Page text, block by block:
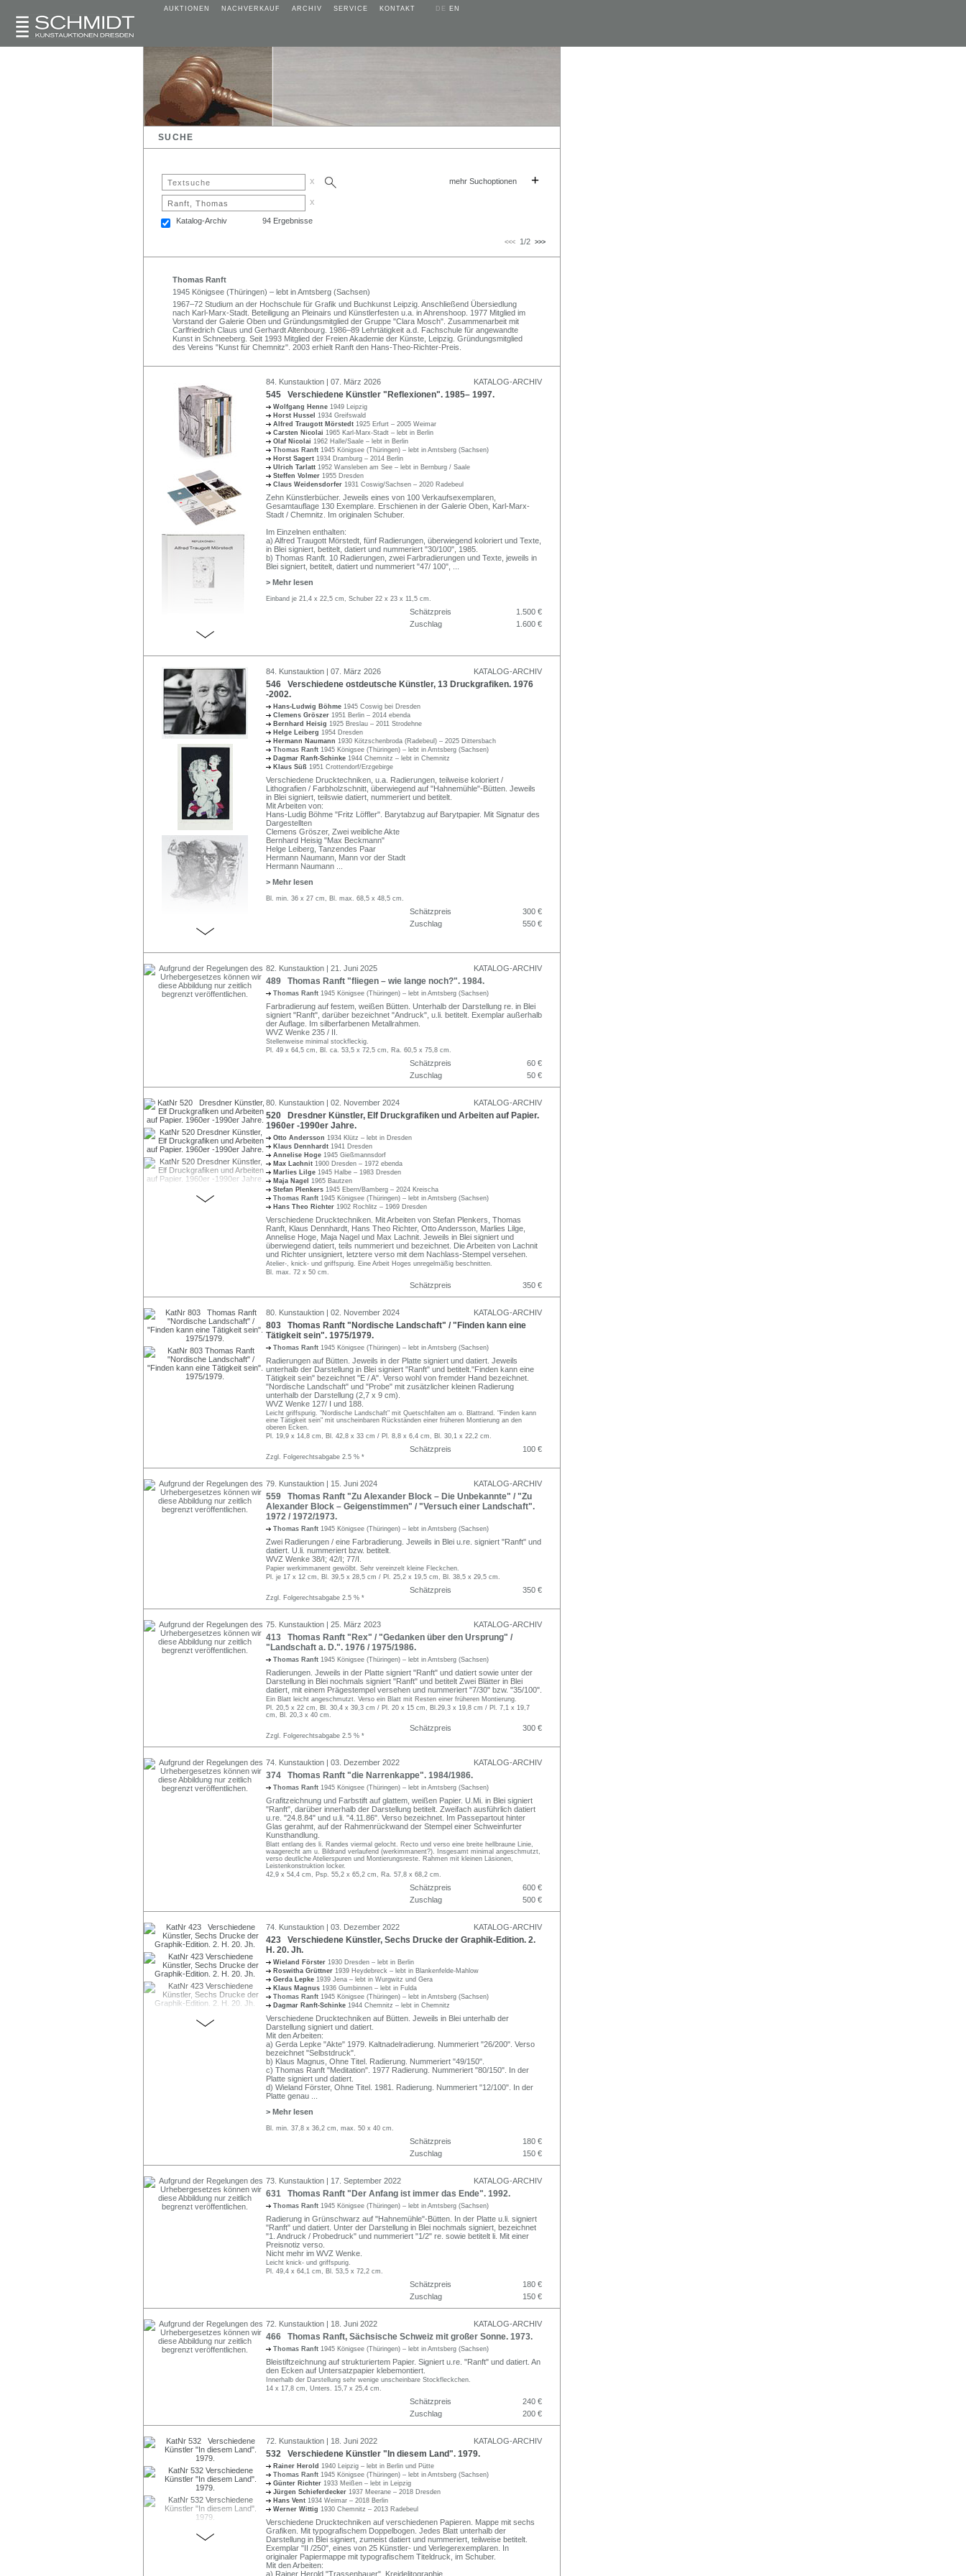
AUKTIONEN NACHVERKAUF ARCHIV SERVICE KONTAKT DE EN
SUCHE
x mehr Suchoptionen +
x
Katalog-Archiv 94 Ergebnisse
<<< 1/2 >>>
Thomas Ranft
1945 Königsee (Thüringen) – lebt in Amtsberg (Sachsen)
1967–72 Studium an der Hochschule für Grafik und Buchkunst Leipzig. Anschließend Übersiedlung
nach Karl-Marx-Stadt. Beteiligung an Pleinairs und Künstlerfesten u.a. in Ahrenshoop. 1977 Mitglied im
Vorstand der Galerie Oben und Gründungsmitglied der Gruppe "Clara Mosch". Zusammenarbeit mit
Carlfriedrich Claus und Gerhardt Altenbourg. 1986–89 Lehrtätigkeit a.d. Fachschule für angewandte
Kunst in Schneeberg. Seit 1993 Mitglied der Freien Akademie der Künste, Leipzig. Gründungsmitglied
des Vereins "Kunst für Chemnitz". 2003 erhielt Ranft den Hans-Theo-Richter-Preis.
84. Kunstauktion | 07. März 2026 KATALOG-ARCHIV
545 Verschiedene Künstler "Reflexionen". 1985– 1997.
Wolfgang Henne 1949 Leipzig
Horst Hussel 1934 Greifswald
Alfred Traugott Mörstedt 1925 Erfurt – 2005 Weimar
Carsten Nicolai 1965 Karl-Marx-Stadt – lebt in Berlin
Olaf Nicolai 1962 Halle/Saale – lebt in Berlin
Thomas Ranft 1945 Königsee (Thüringen) – lebt in Amtsberg (Sachsen)
Horst Sagert 1934 Dramburg – 2014 Berlin
Ulrich Tarlatt 1952 Wansleben am See – lebt in Bernburg / Saale
Steffen Volmer 1955 Dresden
Claus Weidensdorfer 1931 Coswig/Sachsen – 2020 Radebeul
Zehn Künstlerbücher. Jeweils eines von 100 Verkaufsexemplaren,
Gesamtauflage 130 Exemplare. Erschienen in der Galerie Oben, Karl-Marx-
Stadt / Chemnitz. Im originalen Schuber.
Im Einzelnen enthalten:
a) Alfred Traugott Mörstedt, fünf Radierungen, überwiegend koloriert und Texte,
in Blei signiert, betitelt, datiert und nummeriert "30/100", 1985.
b) Thomas Ranft. 10 Radierungen, zwei Farbradierungen und Texte, jeweils in
Blei signiert, betitelt, datiert und nummeriert "47/ 100",
> Mehr lesen
Einband je 21,4 x 22,5 cm, Schuber 22 x 23 x 11,5 cm.
Schätzpreis
1.500 €
Zuschlag
1.600 €
84. Kunstauktion | 07. März 2026 KATALOG-ARCHIV
546 Verschiedene ostdeutsche Künstler, 13 Druckgrafiken. 1976
-2002.
Hans-Ludwig Böhme 1945 Coswig bei Dresden
Clemens Gröszer 1951 Berlin – 2014 ebenda
Bernhard Heisig 1925 Breslau – 2011 Strodehne
Helge Leiberg 1954 Dresden
Hermann Naumann 1930 Kötzschenbroda (Radebeul) – 2025 Dittersbach
Thomas Ranft 1945 Königsee (Thüringen) – lebt in Amtsberg (Sachsen)
Dagmar Ranft-Schinke 1944 Chemnitz – lebt in Chemnitz
Klaus Süß 1951 Crottendorf/Erzgebirge
Verschiedene Drucktechniken, u.a. Radierungen, teilweise koloriert /
Lithografien / Farbholzschnitt, überwiegend auf "Hahnemühle"-Bütten. Jeweils
in Blei signiert, teilswie datiert, nummeriert und betitelt.
Mit Arbeiten von:
Hans-Ludig Böhme "Fritz Löffler". Barytabzug auf Barytpapier. Mit Signatur des
Dargestellten
Clemens Gröszer, Zwei weibliche Akte
Bernhard Heisig "Max Beckmann"
Helge Leiberg, Tanzendes Paar
Hermann Naumann, Mann vor der Stadt
Hermann Naumann
> Mehr lesen
Bl. min. 36 x 27 cm, Bl. max. 68,5 x 48,5 cm.
Schätzpreis
300 €
Zuschlag
550 €
82. Kunstauktion | 21. Juni 2025 KATALOG-ARCHIV
489 Thomas Ranft "fliegen – wie lange noch?". 1984.
Thomas Ranft 1945 Königsee (Thüringen) – lebt in Amtsberg (Sachsen)
Farbradierung auf festem, weißen Bütten. Unterhalb der Darstellung re. in Blei
signiert "Ranft", darüber bezeichnet "Andruck", u.li. betitelt. Exemplar außerhalb
der Auflage. Im silberfarbenen Metallrahmen.
WVZ Wenke 235 / II.
Stellenweise minimal stockfleckig.
Pl. 49 x 64,5 cm, Bl. ca. 53,5 x 72,5 cm, Ra. 60,5 x 75,8 cm.
Schätzpreis
60 €
Zuschlag
50 €
80. Kunstauktion | 02. November 2024 KATALOG-ARCHIV
520 Dresdner Künstler, Elf Druckgrafiken und Arbeiten auf Papier.
1960er -1990er Jahre.
Otto Andersson 1934 Klütz – lebt in Dresden
Klaus Dennhardt 1941 Dresden
Annelise Hoge 1945 Gießmannsdorf
Max Lachnit 1900 Dresden – 1972 ebenda
Marlies Lilge 1945 Halbe – 1983 Dresden
Maja Nagel 1965 Bautzen
Stefan Plenkers 1945 Ebern/Bamberg – 2024 Kreischa
Thomas Ranft 1945 Königsee (Thüringen) – lebt in Amtsberg (Sachsen)
Hans Theo Richter 1902 Rochlitz – 1969 Dresden
Verschiedene Drucktechniken. Mit Arbeiten von Stefan Plenkers, Thomas
Ranft, Klaus Dennhardt, Hans Theo Richter, Otto Andersson, Marlies Lilge,
Annelise Hoge, Maja Nagel und Max Lachnit. Jeweils in Blei signiert und
überwiegend datiert, teils nummeriert und bezeichnet. Die Arbeiten von Lachnit
und Richter unsigniert, letztere verso mit dem Nachlass-Stempel versehen.
Atelier-, knick- und griffspurig. Eine Arbeit Hoges unregelmäßig beschnitten.
Bl. max. 72 x 50 cm.
Schätzpreis 350 €
80. Kunstauktion | 02. November 2024 KATALOG-ARCHIV
803 Thomas Ranft "Nordische Landschaft" / "Finden kann eine
Tätigkeit sein". 1975/1979.
Thomas Ranft 1945 Königsee (Thüringen) – lebt in Amtsberg (Sachsen)
Radierungen auf Bütten. Jeweils in der Platte signiert und datiert. Jeweils
unterhalb der Darstellung in Blei signiert "Ranft" und betitelt."Finden kann eine
Tätigkeit sein" bezeichnet "E / A". Verso wohl von fremder Hand bezeichnet.
"Nordische Landschaft" und "Probe" mit zusätzlicher kleinen Radierung
unterhalb der Darstellung (2,7 x 9 cm).
WVZ Wenke 127/ I und 188.
Leicht griffspurig. "Nordische Landschaft" mit Quetschfalten am o. Blattrand. "Finden kann
eine Tätigkeit sein" mit unscheinbaren Rückständen einer früheren Montierung an den
oberen Ecken.
Pl. 19,9 x 14,8 cm, Bl. 42,8 x 33 cm / Pl. 8,8 x 6,4 cm, Bl. 30,1 x 22,2 cm.
Schätzpreis 100 €
Zzgl. Folgerechtsabgabe 2.5 % *
79. Kunstauktion | 15. Juni 2024 KATALOG-ARCHIV
559 Thomas Ranft "Zu Alexander Block – Die Unbekannte" / "Zu
Alexander Block – Geigenstimmen" / "Versuch einer Landschaft".
1972 / 1972/1973.
Thomas Ranft 1945 Königsee (Thüringen) – lebt in Amtsberg (Sachsen)
Zwei Radierungen / eine Farbradierung. Jeweils in Blei u.re. signiert "Ranft" und
datiert. U.li. nummeriert bzw. betitelt.
WVZ Wenke 38/I; 42/I; 77/I.
Papier werkimmanent gewölbt. Sehr vereinzelt kleine Fleckchen.
Pl. je 17 x 12 cm, Bl. 39,5 x 28,5 cm / Pl. 25,2 x 19,5 cm, Bl. 38,5 x 29,5 cm.
Schätzpreis 350 €
Zzgl. Folgerechtsabgabe 2.5 % *
75. Kunstauktion | 25. März 2023 KATALOG-ARCHIV
413 Thomas Ranft "Rex" / "Gedanken über den Ursprung" /
"Landschaft a. D.". 1976 / 1975/1986.
Thomas Ranft 1945 Königsee (Thüringen) – lebt in Amtsberg (Sachsen)
Radierungen. Jeweils in der Platte signiert "Ranft" und datiert sowie unter der
Darstellung in Blei nochmals signiert "Ranft" und betitelt Zwei Blätter in Blei
datiert, mit einem Prägestempel versehen und nummeriert "7/30" bzw. "35/100".
Ein Blatt leicht angeschmutzt. Verso ein Blatt mit Resten einer früheren Montierung.
Pl. 20,5 x 22 cm, Bl. 30,4 x 39,3 cm / Pl. 20 x 15 cm, Bl.29,3 x 19,8 cm / Pl. 7,1 x 19,7
cm, Bl. 20,3 x 40 cm.
Schätzpreis 300 €
Zzgl. Folgerechtsabgabe 2.5 % *
74. Kunstauktion | 03. Dezember 2022 KATALOG-ARCHIV
374 Thomas Ranft "die Narrenkappe". 1984/1986.
Thomas Ranft 1945 Königsee (Thüringen) – lebt in Amtsberg (Sachsen)
Grafitzeichnung und Farbstift auf glattem, weißen Papier. U.Mi. in Blei signiert
"Ranft", darüber innerhalb der Darstellung betitelt. Zweifach ausführlich datiert
u.re. "24.8.84" und u.li. "4.11.86". Verso bezeichnet. Im Passepartout hinter
Glas gerahmt, auf der Rahmenrückwand der Stempel einer Schweinfurter
Kunsthandlung.
Blatt entlang des li. Randes viermal gelocht. Recto und verso eine breite hellbraune Linie,
waagerecht am u. Bildrand verlaufend (werkimmanent?). Insgesamt minimal angeschmutzt,
verso deutliche Atelierspuren und Montierungsreste. Rahmen mit kleinen Läsionen,
Leistenkonstruktion locker.
42,9 x 54,4 cm, Psp. 55,2 x 65,2 cm, Ra. 57,8 x 68,2 cm.
Schätzpreis
600 €
Zuschlag
500 €
74. Kunstauktion | 03. Dezember 2022 KATALOG-ARCHIV
423 Verschiedene Künstler, Sechs Drucke der Graphik-Edition. 2.
H. 20. Jh.
Wieland Förster 1930 Dresden – lebt in Berlin
Roswitha Grüttner 1939 Heydebreck – lebt in Blankenfelde-Mahlow
Gerda Lepke 1939 Jena – lebt in Wurgwitz und Gera
Klaus Magnus 1936 Gumbinnen – lebt in Fulda
Thomas Ranft 1945 Königsee (Thüringen) – lebt in Amtsberg (Sachsen)
Dagmar Ranft-Schinke 1944 Chemnitz – lebt in Chemnitz
Verschiedene Drucktechniken auf Bütten. Jeweils in Blei unterhalb der
Darstellung signiert und datiert.
Mit den Arbeiten:
a) Gerda Lepke "Akte" 1979. Kaltnadelradierung. Nummeriert "26/200". Verso
bezeichnet "Selbstdruck".
b) Klaus Magnus, Ohne Titel. Radierung. Nummeriert "49/150".
c) Thomas Ranft "Meditation". 1977 Radierung. Nummeriert "80/150". In der
Platte signiert und datiert.
d) Wieland Förster, Ohne Titel. 1981. Radierung. Nummeriert "12/100". In der
Platte genau
> Mehr lesen
Bl. min. 37,8 x 36,2 cm, max. 50 x 40 cm.
Schätzpreis
180 €
Zuschlag
150 €
73. Kunstauktion | 17. September 2022 KATALOG-ARCHIV
631 Thomas Ranft "Der Anfang ist immer das Ende". 1992.
Thomas Ranft 1945 Königsee (Thüringen) – lebt in Amtsberg (Sachsen)
Radierung in Grünschwarz auf "Hahnemühle"-Bütten. In der Platte u.li. signiert
"Ranft" und datiert. Unter der Darstellung in Blei nochmals signiert, bezeichnet
"1. Andruck / Probedruck" und nummeriert "1/2" re. sowie betitelt li. Mit einer
Preisnotiz verso.
Nicht mehr im WVZ Wenke.
Leicht knick- und griffspurig.
Pl. 49,4 x 64,1 cm, Bl. 53,5 x 72,2 cm.
Schätzpreis
180 €
Zuschlag
150 €
72. Kunstauktion | 18. Juni 2022 KATALOG-ARCHIV
466 Thomas Ranft, Sächsische Schweiz mit großer Sonne. 1973.
Thomas Ranft 1945 Königsee (Thüringen) – lebt in Amtsberg (Sachsen)
Bleistiftzeichnung auf strukturiertem Papier. Signiert u.re. "Ranft" und datiert. An
den Ecken auf Untersatzpapier klebemontiert.
Innerhalb der Darstellung sehr wenige unscheinbare Stockfleckchen.
14 x 17,8 cm, Unters. 15,7 x 25,4 cm.
Schätzpreis
240 €
Zuschlag
200 €
72. Kunstauktion | 18. Juni 2022 KATALOG-ARCHIV
532 Verschiedene Künstler "In diesem Land". 1979.
Rainer Herold 1940 Leipzig – lebt in Berlin und Pütte
Thomas Ranft 1945 Königsee (Thüringen) – lebt in Amtsberg (Sachsen)
Günter Richter 1933 Meißen – lebt in Leipzig
Jürgen Schieferdecker 1937 Meerane – 2018 Dresden
Hans Vent 1934 Weimar – 2018 Berlin
Werner Wittig 1930 Chemnitz – 2013 Radebeul
Verschiedene Drucktechniken auf verschiedenen Papieren. Mappe mit sechs
Grafiken. Mit typografischem Doppelbogen. Jedes Blatt unterhalb der
Darstellung in Blei signiert, zumeist datiert und nummeriert, teilweise betitelt.
Exemplar "II /250", eines von 25 Künstler- und Verlegerexemplaren. In
originaler Papiermappe mit typografischem Titeldruck, im Schuber.
Mit den Arbeiten:
a) Rainer Herold "Trassenbauer", Kreidelitographie.